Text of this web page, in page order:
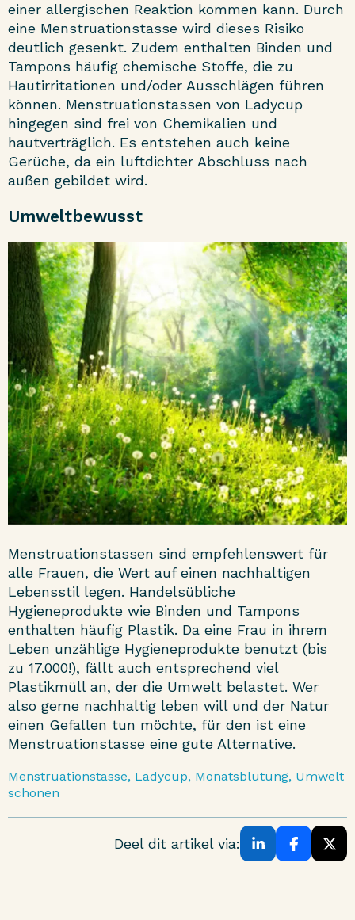
einer allergischen Reaktion kommen kann. Durch
eine Menstruationstasse wird dieses Risiko
deutlich gesenkt. Zudem enthalten Binden und
Tampons häufig chemische Stoffe, die zu
Hautirritationen und/oder Ausschlägen führen
können. Menstruationstassen von Ladycup
hingegen sind frei von Chemikalien und
hautverträglich. Es entstehen auch keine
Gerüche, da ein luftdichter Abschluss nach
außen gebildet wird.
Umweltbewusst
Menstruationstassen sind empfehlenswert für
alle Frauen, die Wert auf einen nachhaltigen
Lebensstil legen. Handelsübliche
Hygieneprodukte wie Binden und Tampons
enthalten häufig Plastik. Da eine Frau in ihrem
Leben unzählige Hygieneprodukte benutzt (bis
zu 17.000!), fällt auch entsprechend viel
Plastikmüll an, der die Umwelt belastet. Wer
also gerne nachhaltig leben will und der Natur
einen Gefallen tun möchte, für den ist eine
Menstruationstasse eine gute Alternative.
Menstruationstasse, Ladycup, Monatsblutung, Umwelt
schonen
Deel dit artikel via: